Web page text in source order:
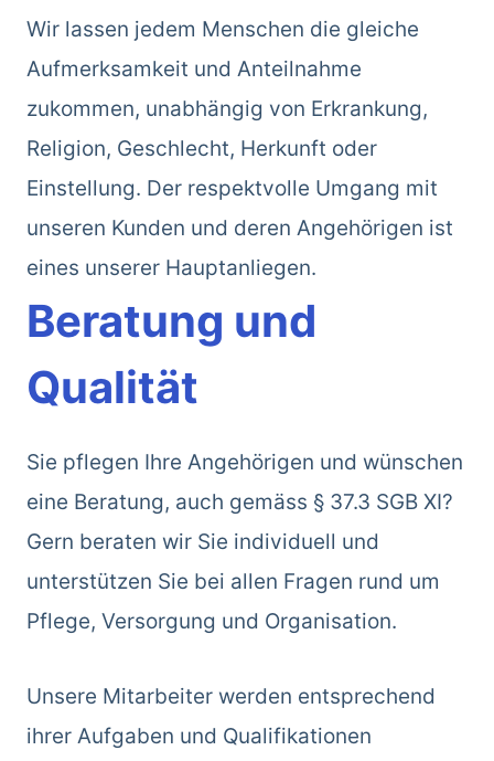
Wir lassen jedem Menschen die gleiche
Aufmerksamkeit und Anteilnahme
zukommen, unabhängig von Erkrankung,
Religion, Geschlecht, Herkunft oder
Einstellung. Der respektvolle Umgang mit
unseren Kunden und deren Angehörigen ist
eines unserer Hauptanliegen.
Beratung und
Qualität
Sie pflegen Ihre Angehörigen und wünschen
eine Beratung, auch gemäss § 37.3 SGB XI?
Gern beraten wir Sie individuell und
unterstützen Sie bei allen Fragen rund um
Pflege, Versorgung und Organisation.
Unsere Mitarbeiter werden entsprechend
ihrer Aufgaben und Qualifikationen